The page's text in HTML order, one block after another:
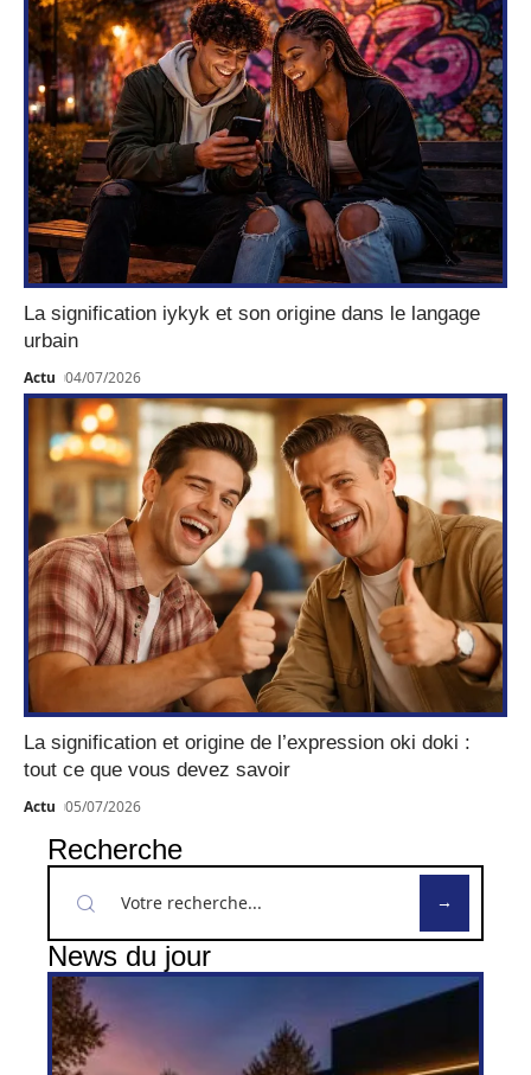
La signification iykyk et son origine dans le langage
urbain
Actu 04/07/2026
La signification et origine de l’expression oki doki :
tout ce que vous devez savoir
Actu 05/07/2026
Recherche
News du jour